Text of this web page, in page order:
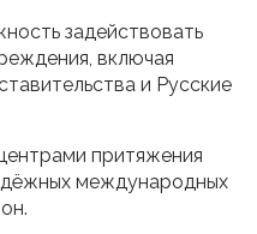
задействовать
включая
и Русские
притяжения
международных